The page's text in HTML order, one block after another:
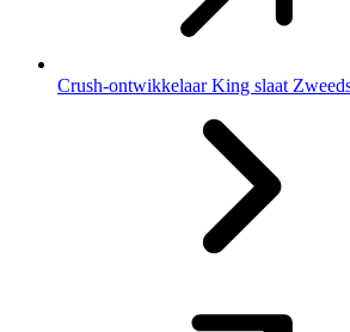
Crush-ontwikkelaar King slaat